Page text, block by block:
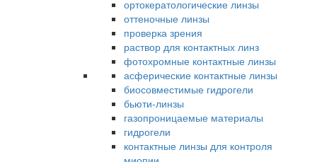
ортокератологические линзы
оттеночные линзы
проверка зрения
раствор для контактных линз
фотохромные контактные линзы
асферические контактные линзы
биосовместимые гидрогели
бьюти-линзы
газопроницаемые материалы
гидрогели
контактные линзы для контроля